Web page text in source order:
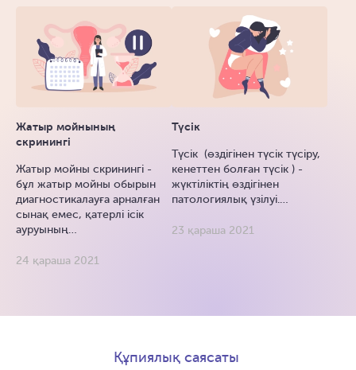
Жатыр мойнының
скринингі
Жатыр мойны скринингі -
бұл жатыр мойны обырын
диагностикалауға арналған
сынақ емес, қатерлі ісік
ауруының…
24 қараша 2021
Түсік
Түсік (өздігінен түсік түсіру,
кенеттен болған түсік ) -
жүктіліктің өздігінен
патологиялық үзілуі.…
23 қараша 2021
Құпиялық саясаты